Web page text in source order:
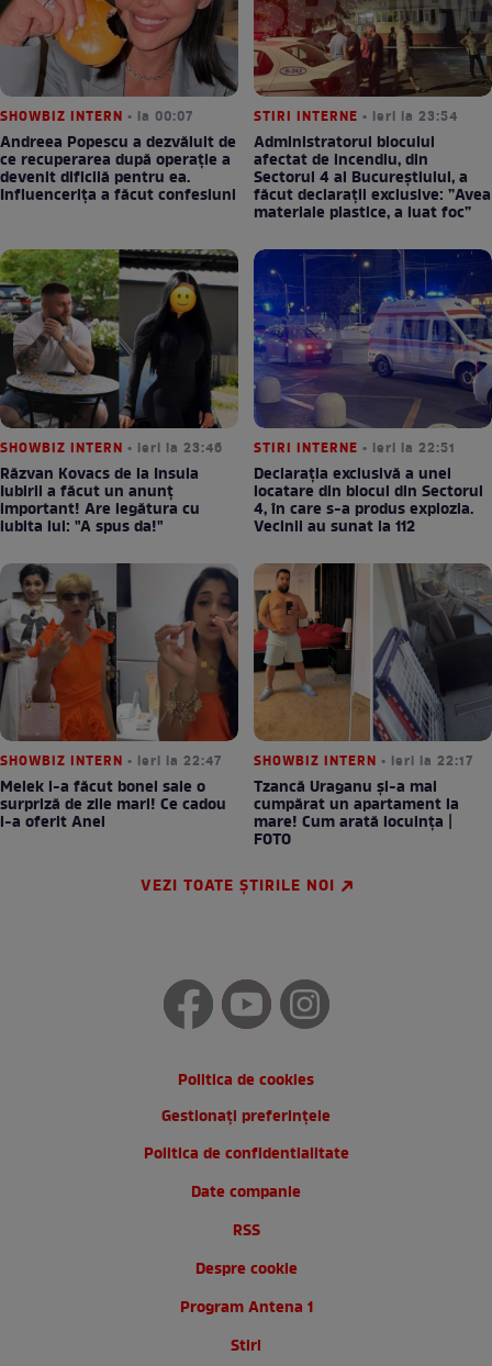
SHOWBIZ INTERN • la 00:07
Andreea Popescu a dezvăluit de
ce recuperarea după operație a
devenit dificilă pentru ea.
Influencerița a făcut confesiuni
STIRI INTERNE • ieri la 23:54
Administratorul blocului
afectat de incendiu, din
Sectorul 4 al Bucureștiului, a
făcut declarații exclusive: ”Avea
materiale plastice, a luat foc”
SHOWBIZ INTERN • ieri la 23:46
Răzvan Kovacs de la Insula
Iubirii a făcut un anunț
important! Are legătura cu
iubita lui: "A spus da!"
STIRI INTERNE • ieri la 22:51
Declarația exclusivă a unei
locatare din blocul din Sectorul
4, în care s-a produs explozia.
Vecinii au sunat la 112
SHOWBIZ INTERN • ieri la 22:47
Melek i-a făcut bonei sale o
surpriză de zile mari! Ce cadou
i-a oferit Anei
SHOWBIZ INTERN • ieri la 22:17
Tzancă Uraganu și-a mai
cumpărat un apartament la
mare! Cum arată locuința |
FOTO
VEZI TOATE ȘTIRILE NOI
Politica de cookies
Gestionați preferințele
Politica de confidentialitate
Date companie
RSS
Despre cookie
Program Antena 1
Stiri